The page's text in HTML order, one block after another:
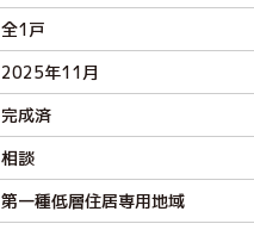
全1戸
2025年11月
完成済
相談
第一種低層住居専用地域